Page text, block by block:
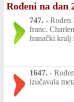
Rođeni na
747. - Rođen
franc.
franački kralj
1647. -
izučavala